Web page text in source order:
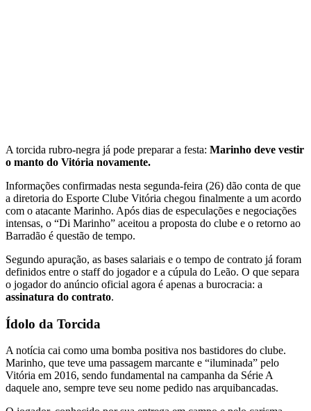
A torcida rubro-negra já pode preparar a festa: Marinho deve vestir
o manto do Vitória novamente.
Informações confirmadas nesta segunda-feira (26) dão conta de que
a diretoria do Esporte Clube Vitória chegou finalmente a um acordo
com o atacante Marinho. Após dias de especulações e negociações
intensas, o “Di Marinho” aceitou a proposta do clube e o retorno ao
Barradão é questão de tempo.
Segundo apuração, as bases salariais e o tempo de contrato já foram
definidos entre o staff do jogador e a cúpula do Leão. O que separa
o jogador do anúncio oficial agora é apenas a burocracia: a
assinatura do contrato.
Ídolo da Torcida
A notícia cai como uma bomba positiva nos bastidores do clube.
Marinho, que teve uma passagem marcante e “iluminada” pelo
Vitória em 2016, sendo fundamental na campanha da Série A
daquele ano, sempre teve seu nome pedido nas arquibancadas.